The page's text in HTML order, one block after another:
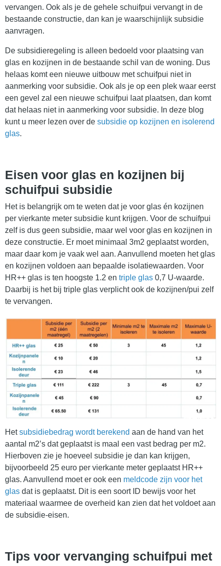
vervangen. Ook als je de gehele schuifpui vervangt in de
bestaande constructie, dan kan je waarschijnlijk subsidie
aanvragen.
De subsidieregeling is alleen bedoeld voor plaatsing van
glas en kozijnen in de bestaande schil van de woning. Dus
helaas komt een nieuwe uitbouw met schuifpui niet in
aanmerking voor subsidie. Ook als je op een plek waar eerst
een gevel zal een nieuwe schuifpui laat plaatsen, dan komt
dat helaas niet in aanmerking voor subsidie. In deze blog
kunt u meer lezen over de subsidie op kozijnen en isolerend
glas.
Eisen voor glas en kozijnen bij
schuifpui subsidie
Het is belangrijk om te weten dat je voor glas én kozijnen
per vierkante meter subsidie kunt krijgen. Voor de schuifpui
zelf is dus geen subsidie, maar wel voor glas en kozijnen in
deze constructie. Er moet minimaal 3m2 geplaatst worden,
maar daar kom je vaak wel aan. Aanvullend moeten het glas
en kozijnen voldoen aan bepaalde isolatiewaarden. Voor
HR++ glas is ten hoogste 1.2 en triple glas 0,7 U-waarde.
Daarbij is het bij triple glas verplicht ook de kozijnen/pui zelf
te vervangen.
Hetsubsidiebedrag wordt berekend aan de hand van het
aantal m2’s dat geplaatst is maal een vast bedrag per m2.
Hierboven zie je hoeveel subsidie je dan kan krijgen,
bijvoorbeeld 25 euro per vierkante meter geplaatst HR++
glas. Aanvullend moet er ook een meldcode zijn voor het
glas dat is geplaatst. Dit is een soort ID bewijs voor het
materiaal waarmee de overheid kan zien dat het voldoet aan
de subsidie-eisen.
Tips voor vervanging schuifpui met